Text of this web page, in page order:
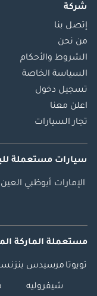
شركة
إتصل بنا
من نحن
الشروط والأحكام
السياسة الخاصة
تسجيل دخول
اعلن معنا
تجار السيارات
سيارات مستعملة
الإمارات أبوظبي العين
مستعملة الماركة
تويوتا مرسيدس بنز
شيفروليه